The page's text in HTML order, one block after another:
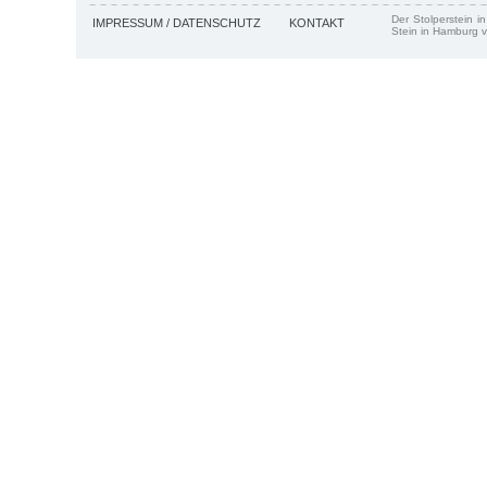
IMPRESSUM / DATENSCHUTZ KONTAKT
Der Stolperstein
Stein in Hamburg